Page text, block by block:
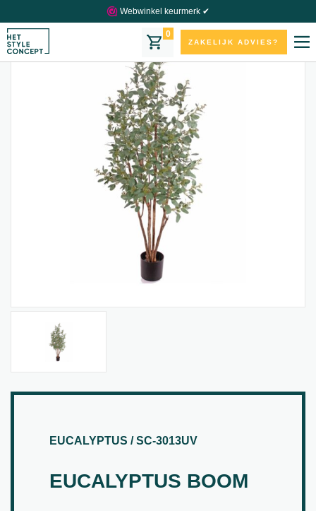
Webwinkel keurmerk ✔
0
ZAKELIJK ADVIES?
EUCALYPTUS / SC-3013UV
EUCALYPTUS BOOM